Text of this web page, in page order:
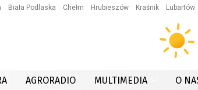
Biała Podlaska Chełm Hrubieszów Kraśnik Lubartów
AGRORADIO MULTIMEDIA O